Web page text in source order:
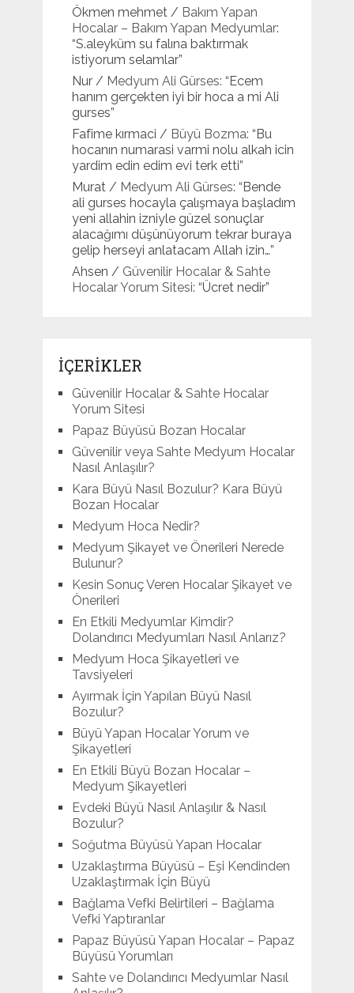
Ökmen mehmet/ Bakım Yapan
Hocalar – Bakım Yapan Medyumlar:
“S.aleyküm su falına baktırmak
istiyorum selamlar”
Nur/ Medyum Ali Gürses: “ Ecem
hanım gerçekten iyi bir hoca a mi Ali
gurses”
Fafime kırmaci / Büyü Bozma: “ Bu
hocanın numarasi varmi nolu alkah icin
yardim edin edim evi terk etti”
Murat/ Medyum Ali Gürses: “ Bende
ali gurses hocayla çalışmaya başladım
yeni allahin izniyle güzel sonuçlar
alacağımı düşünüyorum tekrar buraya
gelip herseyi anlatacam Allah izin…”
Ahsen / Güvenilir Hocalar & Sahte
Hocalar Yorum Sitesi: “Ücret nedir”
İÇERİKLER
Güvenilir Hocalar & Sahte Hocalar
Yorum Sitesi
Papaz Büyüsü Bozan Hocalar
Güvenilir veya Sahte Medyum Hocalar
Nasıl Anlaşılır?
Kara Büyü Nasıl Bozulur? Kara Büyü
Bozan Hocalar
Medyum Hoca Nedir?
Medyum Şikayet ve Önerileri Nerede
Bulunur?
Kesin Sonuç Veren Hocalar Şikayet ve
Önerileri
En Etkili Medyumlar Kimdir?
Dolandırıcı Medyumları Nasıl Anlarız?
Medyum Hoca Şikayetleri ve
Tavsiyeleri
Ayırmak İçin Yapılan Büyü Nasıl
Bozulur?
Büyü Yapan Hocalar Yorum ve
Şikayetleri
En Etkili Büyü Bozan Hocalar –
Medyum Şikayetleri
Evdeki Büyü Nasıl Anlaşılır & Nasıl
Bozulur?
Soğutma Büyüsü Yapan Hocalar
Uzaklaştırma Büyüsü – Eşi Kendinden
Uzaklaştırmak İçin Büyü
Bağlama Vefki Belirtileri – Bağlama
Vefki Yaptıranlar
Papaz Büyüsü Yapan Hocalar – Papaz
Büyüsü Yorumları
Sahte ve Dolandırıcı Medyumlar Nasıl